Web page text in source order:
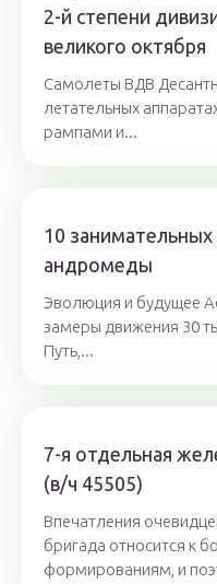
2-й степени
великого октября
Самолеты ВДВ
летательных
рампами и...
10
андромеды
Эволюция и будущее
замеры движения 30
Путь,...
7-я отдельная
(в/ч 45505)
Впечатления
бригада относится к
формированиям, и